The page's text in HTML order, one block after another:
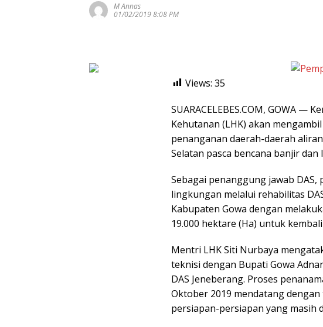
M Annas
01/02/2019 8:08 PM
Views: 35
SUARACELEBES.COM, GOWA —
Kehutanan (LHK) akan
penanganan daerah-daerah
Selatan pasca bencana banjir dan
Sebagai penanggung jawab
lingkungan melalui rehabilitas
Kabupaten Gowa dengan
19.000 hektare (Ha) untuk
Mentri LHK Siti Nurbaya
teknisi dengan Bupati Gowa
DAS Jeneberang. Proses
Oktober 2019 mendatang
persiapan-persiapan yang masih